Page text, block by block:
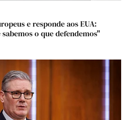
e responde aos EUA:
o que defendemos"